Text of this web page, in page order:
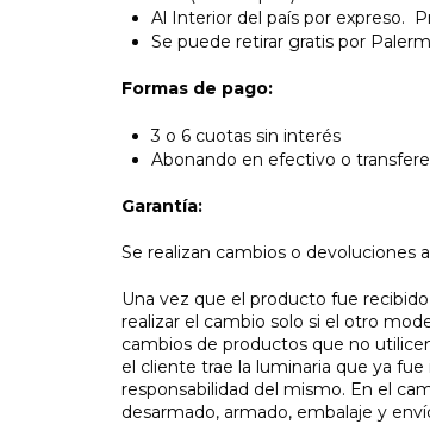
Al Interior del país por expreso.
Se puede retirar gratis por
Formas de pago:
3 o 6 cuotas sin interés
Abonando en efectivo o
Garantía:
Se realizan cambios o devoluciones
Una vez que el producto fue
realizar el cambio solo si el otro
cambios de productos que no
el cliente trae la luminaria que ya
responsabilidad del mismo. En el
desarmado, armado, embalaje y